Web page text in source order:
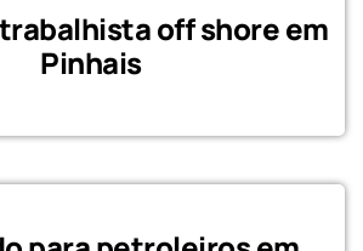
off shore em
Pinhais